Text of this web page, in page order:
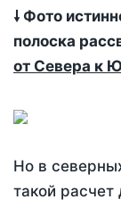
🠗 Фото
полоска
от Севера к
Но в
такой